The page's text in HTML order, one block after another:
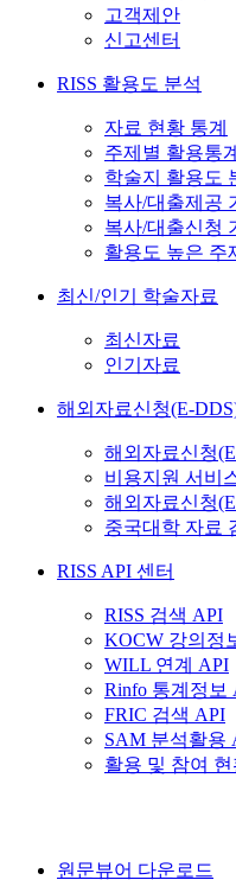
고객제안
신고센터
RISS 활용도 분석
자료 현황 통계
주제별 활용통
학술지 활용도
복사/대출제공
복사/대출신청
활용도 높은 주
최신/인기 학술자료
최신자료
인기자료
해외자료신청(E-
해외자료신청
비용지원 서비
해외자료신청
중국대학 자료
RISS API 센터
RISS 검색 API
KOCW 강의정
WILL 연계 API
Rinfo 통계정보
FRIC 검색 API
SAM 분석활용
활용 및 참여
원문뷰어 다운로드